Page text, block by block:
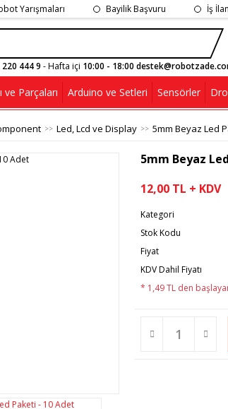
Yarışmaları Bayilik Başvuru İş
444 9 - Hafta içi 10:00 - 18:00
ve Parçaları Arduino ve Setleri Sensörler
Led, Lcd ve Display 5mm Beyaz Led
5mm Beyaz
12,00 TL + KDV
Kategori
Stok Kodu
Fiyat
KDV Dahil Fiyatı
* 1,49 TL den